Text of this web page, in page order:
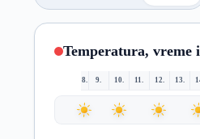
Temperatura, vreme
8. 9. 10. 11. 12. 13.